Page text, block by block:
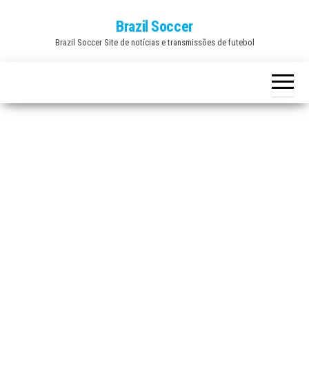
Brazil Soccer
Brazil Soccer Site de notícias e transmissões de futebol